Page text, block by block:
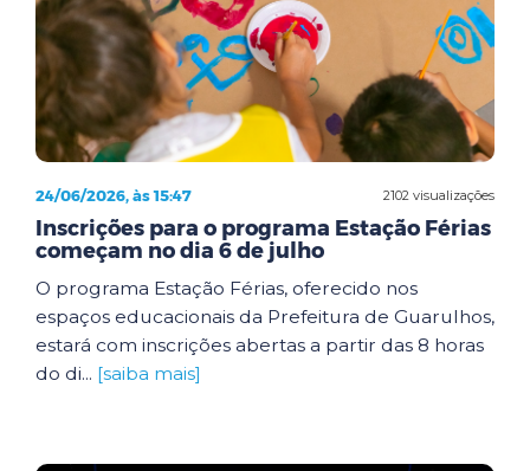
2102 visualizações
24/06/2026, às 15:47
Inscrições para o programa Estação Férias
começam no dia 6 de julho
O programa Estação Férias, oferecido nos
espaços educacionais da Prefeitura de Guarulhos,
estará com inscrições abertas a partir das 8 horas
do di... [saiba mais]